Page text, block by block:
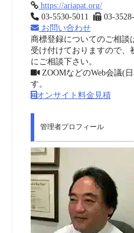
https://ariapat.org/
03-5530-5011
03-
お問い合わせ
商標登録についてのご相談
受け付けておりますので、
にご相談下さい。
ZOOMなどのWeb会議(
す。
オンサイト料金見積
管理者プロフィール